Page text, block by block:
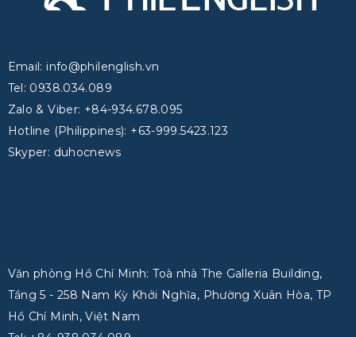
Email: info@philenglish.vn
Tel: 0938.034.089
Zalo & Viber: +84-934.678.095
Hotline (Philippines): +63-999.5423.123
Skyper: duhocnews
Văn phòng Hồ Chí Minh: Toà nhà The Galleria Building,
Tầng 5 - 258 Nam Kỳ Khởi Nghĩa, Phường Xuân Hòa, TP
Hồ Chí Minh, Việt Nam